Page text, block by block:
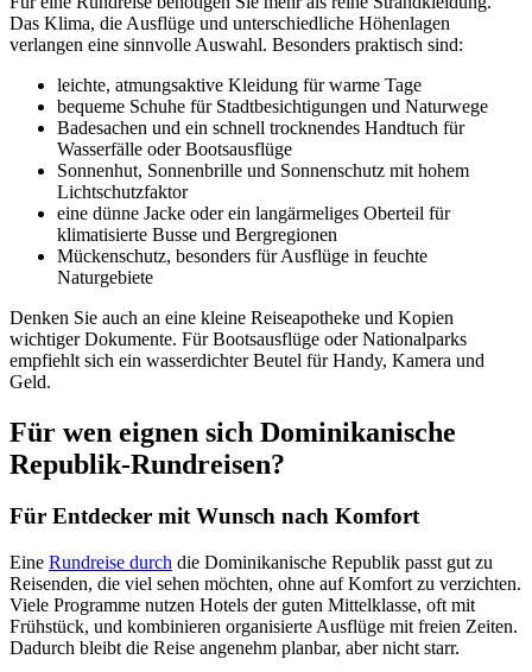
Das Klima, die Ausflüge und unterschiedliche Höhenlagen
verlangen eine sinnvolle Auswahl. Besonders praktisch sind:
leichte, atmungsaktive Kleidung für warme Tage
bequeme Schuhe für Stadtbesichtigungen und Naturwege
Badesachen und ein schnell trocknendes Handtuch für
Wasserfälle oder Bootsausflüge
Sonnenhut, Sonnenbrille und Sonnenschutz mit hohem
Lichtschutzfaktor
eine dünne Jacke oder ein langärmeliges Oberteil für
klimatisierte Busse und Bergregionen
Mückenschutz, besonders für Ausflüge in feuchte
Naturgebiete
Denken Sie auch an eine kleine Reiseapotheke und Kopien
wichtiger Dokumente. Für Bootsausflüge oder Nationalparks
empfiehlt sich ein wasserdichter Beutel für Handy, Kamera und
Geld.
Für wen eignen sich Dominikanische
Republik-Rundreisen?
Für Entdecker mit Wunsch nach Komfort
Eine Rundreise durch die Dominikanische Republik passt gut zu
Reisenden, die viel sehen möchten, ohne auf Komfort zu verzichten.
Viele Programme nutzen Hotels der guten Mittelklasse, oft mit
Frühstück, und kombinieren organisierte Ausflüge mit freien Zeiten.
Dadurch bleibt die Reise angenehm planbar, aber nicht starr.